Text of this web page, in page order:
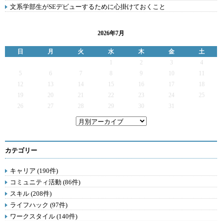
文系学部生がSEデビューするために心掛けておくこと
2026年7月
日 月 火 水 木 金
土
2 3
4
5
6 7 9
12
13 14 15 16 17
19
20 21 22 23 24
25
26
27 28 29 30 31
カテゴリー
キャリア (190件)
コミュニティ活動 (86件)
スキル (208件)
ライフハック (97件)
ワークスタイル (140件)